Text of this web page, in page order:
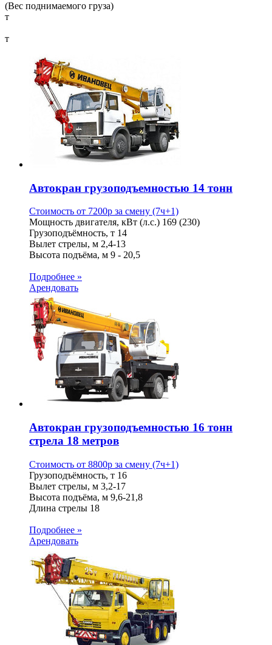
(Вес поднимаемого груза)
т
т
Автокран грузоподъемностью 14 тонн
Стоимость от 7200p за смену (7ч+1)
Мощность двигателя, кВт (л.с.) 169 (230)
Грузоподъёмность, т 14
Вылет стрелы, м 2,4-13
Высота подъёма, м 9 - 20,5
Подробнее »
Арендовать
Автокран грузоподъемностью 16 тонн
стрела 18 метров
Стоимость от 8800p за смену (7ч+1)
Грузоподъёмность, т 16
Вылет стрелы, м 3,2-17
Высота подъёма, м 9,6-21,8
Длина стрелы 18
Подробнее »
Арендовать